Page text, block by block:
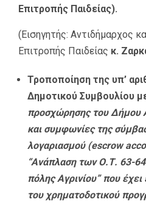
Επιτροπής Παιδείας).
(Εισηγητής: Αντιδήμαρχος
Επιτροπής Παιδείας κ.
Τροποποίηση της υπ’
Δημοτικού Συμβουλίου
προσχώρησης του Δήμου
και συμφωνίες της
λογαριασμού (escrow
“Ανάπλαση των Ο.Τ. 63-
πόλης Αγρινίου” που έχει
του χρηματοδοτικού